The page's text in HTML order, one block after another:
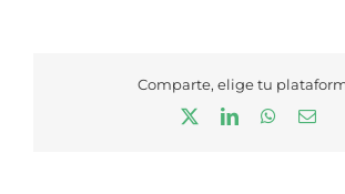
Comparte, elige tu
LinkedInWhatsApp